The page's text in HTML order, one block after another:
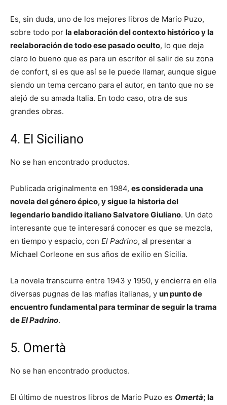
Es, sin duda, uno de los mejores libros de Mario Puzo,
sobre todo por la elaboración del contexto histórico y la
reelaboración de todo ese pasado oculto, lo que deja
claro lo bueno que es para un escritor el salir de su zona
de confort, si es que así se le puede llamar, aunque sigue
siendo un tema cercano para el autor, en tanto que no se
alejó de su amada Italia. En todo caso, otra de sus
grandes obras.
4. El Siciliano
No se han encontrado productos.
Publicada originalmente en 1984, es considerada una
novela del género épico, y sigue la historia del
legendario bandido italiano Salvatore Giuliano. Un dato
interesante que te interesará conocer es que se mezcla,
en tiempo y espacio, con El Padrino, al presentar a
Michael Corleone en sus años de exilio en Sicilia.
La novela transcurre entre 1943 y 1950, y encierra en ella
diversas pugnas de las mafias italianas, y un punto de
encuentro fundamental para terminar de seguir la trama
deEl Padrino.
5. Omertà
No se han encontrado productos.
El último de nuestros libros de Mario Puzo es Omertà; la